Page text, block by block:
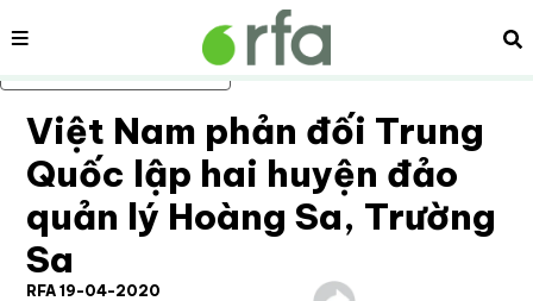
Bỏ qua nội dung chính
Nội dung
Việt Nam phản đối Trung
Quốc lập hai huyện đảo
quản lý Hoàng Sa, Trường
Sa
RFA 19-04-2020